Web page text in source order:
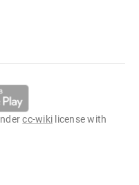
cc-wiki license with